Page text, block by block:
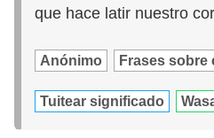
que hace latir nuestro
Anónimo Frases sobre
Tuitear significado